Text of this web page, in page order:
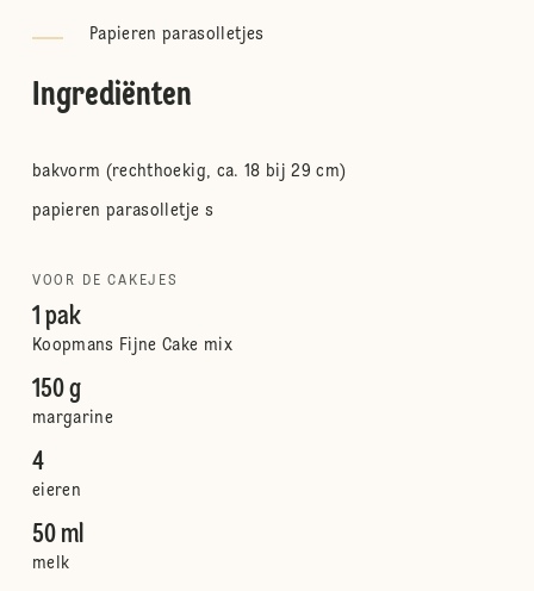
Papieren parasolletjes
Ingrediënten
bakvorm (rechthoekig, ca. 18 bij 29 cm)
papieren parasolletje s
VOOR DE CAKEJES
1 pak
Koopmans Fijne Cake mix
150 g
margarine
4
eieren
50 ml
melk